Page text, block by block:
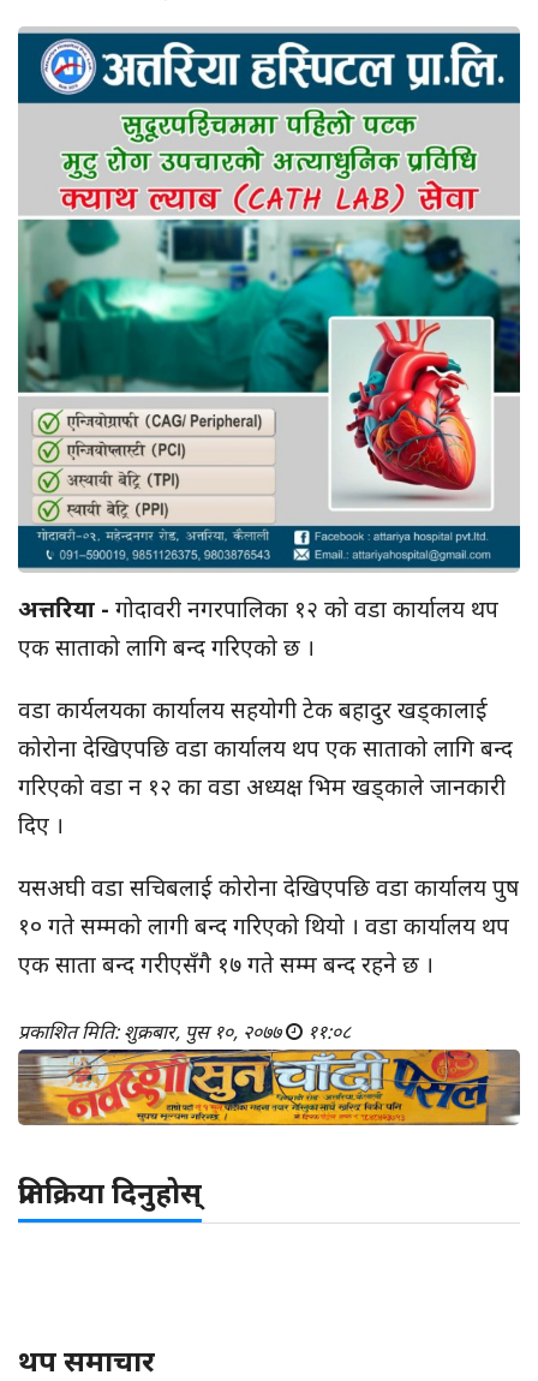
अत्तरिया - गोदावरी नगरपालिका १२ को वडा कार्यालय थप
एक साताको लागि बन्द गरिएको छ ।
वडा कार्यलयका कार्यालय सहयोगी टेक बहादुर खड्कालाई
कोरोना देखिएपछि वडा कार्यालय थप एक साताको लागि बन्द
गरिएको वडा न १२ का वडा अध्यक्ष भिम खड्काले जानकारी
दिए ।
यसअघी वडा सचिबलाई कोरोना देखिएपछि वडा कार्यालय पुष
१० गते सम्मको लागी बन्द गरिएको थियो । वडा कार्यालय थप
एक साता बन्द गरीएसँगै १७ गते सम्म बन्द रहने छ ।
प्रकाशित मिति: शुक्रबार, पुस १०, २०७७ ११:०८
प्रतिक्रिया दिनुहोस्
थप समाचार